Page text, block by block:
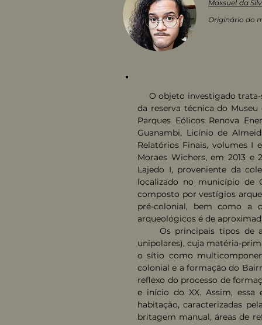
Maxsuel da
Originário do
O objeto investigado trata-
da reserva técnica do
Parques Eólicos Renova
Guanambi, Licínio de
Relatórios Finais, volumes I
Moraes Wichers, em 2013
Lajedo I, proveniente da
localizado no município de
composto por vestígios
pré-colonial, bem como a
arqueológicos é de
Os principais tipos de
unipolares), cuja matéria-
o sítio como
colonial e a formação do
reflexo do processo de
e início do XX. Assim, essa
habitação, caracterizadas
britagem manual, áreas de